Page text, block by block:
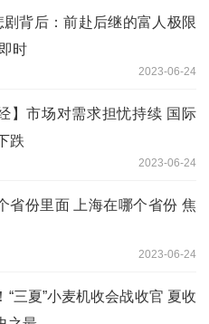
剧背后：前赴后继的富人极限
时
2023-06-24
】市场对需求担忧持续 国际
跌
2023-06-24
省份里面 上海在哪个省份 焦
2023-06-24
“三夏”小麦机收会战收官 夏收